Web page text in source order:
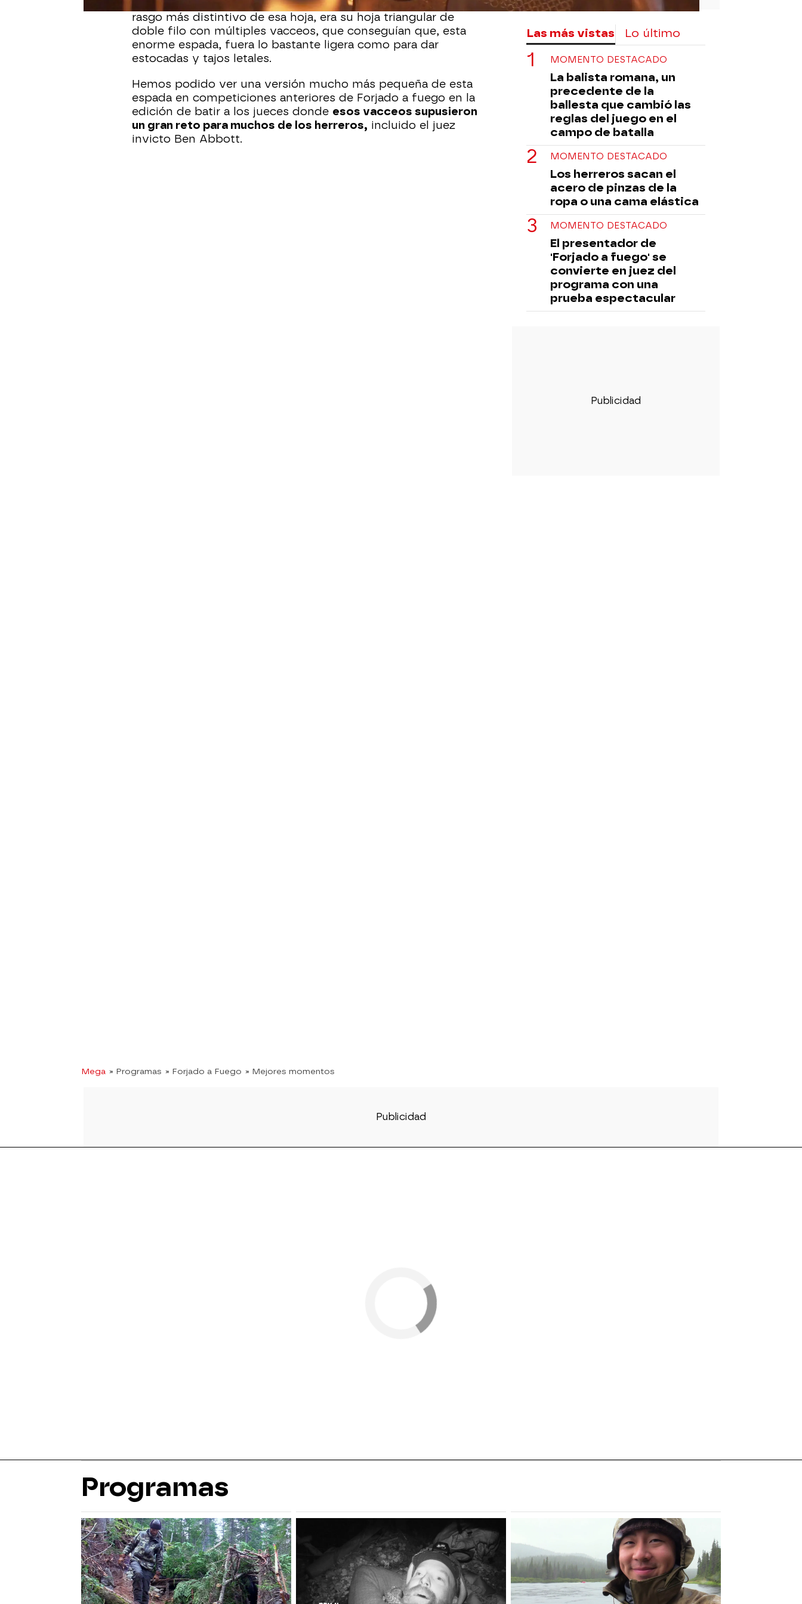
refiere a la anchura de la hoja, a la altura de la empuñadura, el
rasgo más distintivo de esa hoja, era su hoja triangular de
doble filo con múltiples vacceos, que conseguían que, esta
enorme espada, fuera lo bastante ligera como para dar
estocadas y tajos letales.
Hemos podido ver una versión mucho más pequeña de esta
espada en competiciones anteriores de Forjado a fuego en la
edición de batir a los jueces donde esos vacceos supusieron
un gran reto para muchos de los herreros, incluido el juez
invicto Ben Abbott.
Mega » Programas » Forjado a Fuego » Mejores momentos
Las más vistas Lo último
MOMENTO DESTACADO
La balista romana, un
precedente de la
ballesta que cambió las
reglas del juego en el
campo de batalla
MOMENTO DESTACADO
Los herreros sacan el
acero de pinzas de la
ropa o una cama elástica
MOMENTO DESTACADO
El presentador de
'Forjado a fuego' se
convierte en juez del
programa con una
prueba espectacular
Programas